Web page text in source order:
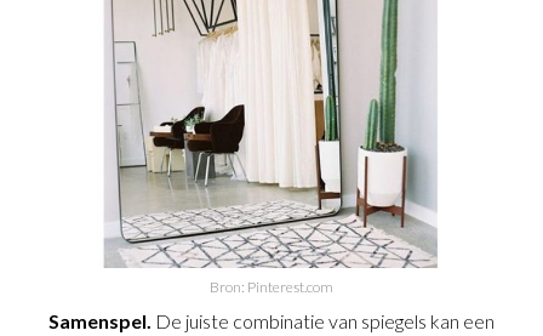
Bron: Pinterest.com
Samenspel. De juiste combinatie van spiegels kan een